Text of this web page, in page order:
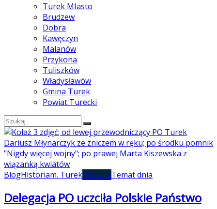
Turek MIasto
Brudzew
Dobra
Kawęczyn
Malanów
Przykona
Tuliszków
Władysławów
Gmina Turek
Powiat Turecki
BlogHistoriam. TurekPolitykaTemat dnia
Delegacja PO uczciła Polskie Państwo